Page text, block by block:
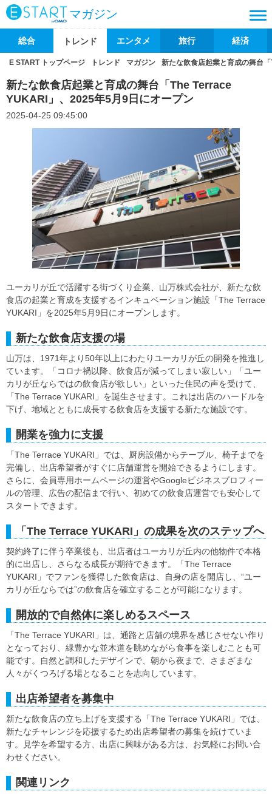
マガジン
総合 トレンド エンタメ 旅行 経済
E START トップページ トレンド マガジン 新たな飲食店起業と育成の舞台
新たな飲食店起業と育成の舞台「The Terrace
YUKARI」、2025年5月9日にオープン
2025-04-25 09:45:00
ユーカリが丘で活躍する街づくり企業、山万株式会社が、新たな飲
食店の起業と育成を支援するインキュベーション施設「The Terrace
YUKARI」を2025年5月9日にオープンします。
新たな飲食店支援の場
山万は、1971年より50年以上にわたりユーカリが丘の開発を推進し
ています。「コロナ禍以降、飲食店が減ってしまい寂しい」「ユー
カリが丘ならではの飲食店が欲しい」といった住民の声を受けて、
「The Terrace YUKARI」を誕生させます。これは出店のハードルを
下げ、地域とともに成長する飲食店を支援する新たな施設です。
開業を強力に支援
「The Terrace YUKARI」では、厨房設備からテーブル、椅子までを
完備し、出店希望者がすぐに店舗運営を開始できるようにします。
さらに、会員専用ホームページの運営やGoogleビジネスプロフィー
ルの管理、広告の配信まで行い、初めての飲食店運営でも安心して
スタートできます。
「The Terrace YUKARI」の成果を次のステップへ
契約終了に伴う卒業後も、出店者はユーカリが丘内の他物件で本格
的に出店し、さらなる成長が期待できます。「The Terrace
YUKARI」でファンを獲得した飲食店は、自身の店を開店し、“ユー
カリが丘ならでは”の飲食店を確立することが可能になります。
開放的で自然体に楽しめるスペース
「The Terrace YUKARI」は、通路と店舗の境界を感じさせない作り
となっており、緑豊かな並木道を眺めながら食事を楽しむことも可
能です。自然と調和したデザインで、朝から夜まで、さまざまな
人々がくつろげる場となることを志向しています。
出店希望者を募集中
新たな飲食店の立ち上げを支援する「The Terrace YUKARI」では、
新たなチャレンジを応援するため出店希望者の募集を続けていま
す。見学を希望する方、出店に興味がある方は、お気軽にお問い合
わせください。
関連リンク